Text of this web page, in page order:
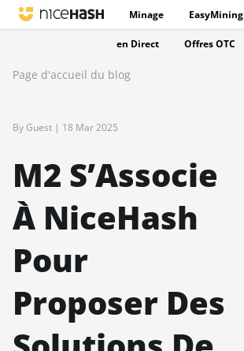
Minage EasyMining
en Direct Offres OTC
Page d'accueil du blog
By Guest | 18 Mar 2025
M2 S’Associe
À NiceHash
Pour
Proposer Des